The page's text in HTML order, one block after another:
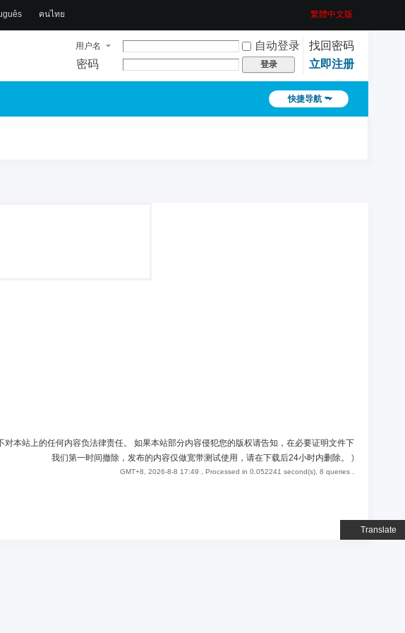
Translate
คนไทย 繁體中文版
用户名 自动登录
找回密码
密码
登录 立即注册
快捷导航
本站上的任何内容负法律责任。 如果本站部分内容侵犯您的版权请告知，在必要证明文件下
我们第一时间撤除，发布的内容仅做宽带测试使用，请在下载后24小时内删除。
)
GMT+8, 2026-8-8 17:49 , Processed in 0.052241 second(s), 8 queries .